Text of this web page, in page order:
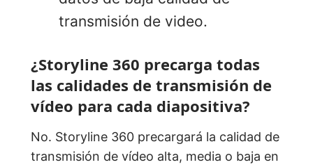
transmisión de video.
¿Storyline 360 precarga todas
las calidades de transmisión de
vídeo para cada diapositiva?
No. Storyline 360 precargará la calidad de
transmisión de vídeo alta, media o baja en